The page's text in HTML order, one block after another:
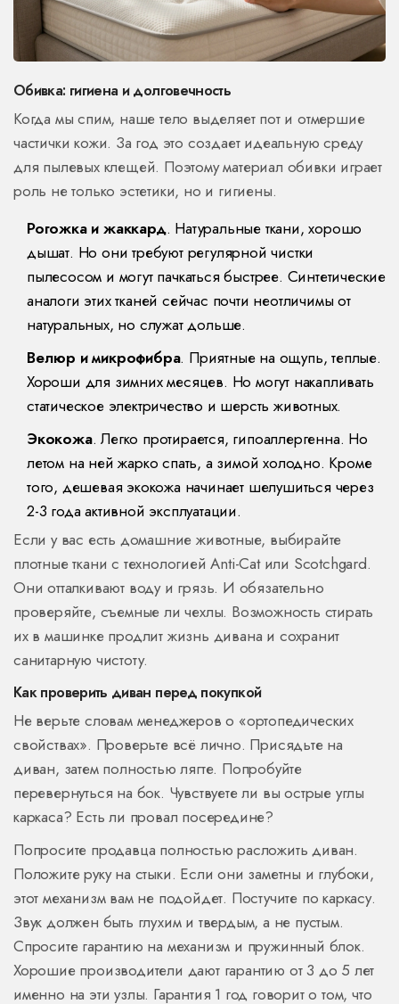
Обивка: гигиена и долговечность
Когда мы спим, наше тело выделяет пот и отмершие
частички кожи. За год это создает идеальную среду
для пылевых клещей. Поэтому материал обивки играет
роль не только эстетики, но и гигиены.
Рогожка и жаккард. Натуральные ткани, хорошо
дышат. Но они требуют регулярной чистки
пылесосом и могут пачкаться быстрее. Синтетические
аналоги этих тканей сейчас почти неотличимы от
натуральных, но служат дольше.
Велюр и микрофибра. Приятные на ощупь, теплые.
Хороши для зимних месяцев. Но могут накапливать
статическое электричество и шерсть животных.
Экокожа. Легко протирается, гипоаллергенна. Но
летом на ней жарко спать, а зимой холодно. Кроме
того, дешевая экокожа начинает шелушиться через
2-3 года активной эксплуатации.
Если у вас есть домашние животные, выбирайте
плотные ткани с технологией Anti-Cat или Scotchgard.
Они отталкивают воду и грязь. И обязательно
проверяйте, съемные ли чехлы. Возможность стирать
их в машинке продлит жизнь дивана и сохранит
санитарную чистоту.
Как проверить диван перед покупкой
Не верьте словам менеджеров о «ортопедических
свойствах». Проверьте всё лично. Присядьте на
диван, затем полностью лягте. Попробуйте
перевернуться на бок. Чувствуете ли вы острые углы
каркаса? Есть ли провал посередине?
Попросите продавца полностью расложить диван.
Положите руку на стыки. Если они заметны и глубоки,
этот механизм вам не подойдет. Постучите по каркасу.
Звук должен быть глухим и твердым, а не пустым.
Спросите гарантию на механизм и пружинный блок.
Хорошие производители дают гарантию от 3 до 5 лет
именно на эти узлы. Гарантия 1 год говорит о том, что